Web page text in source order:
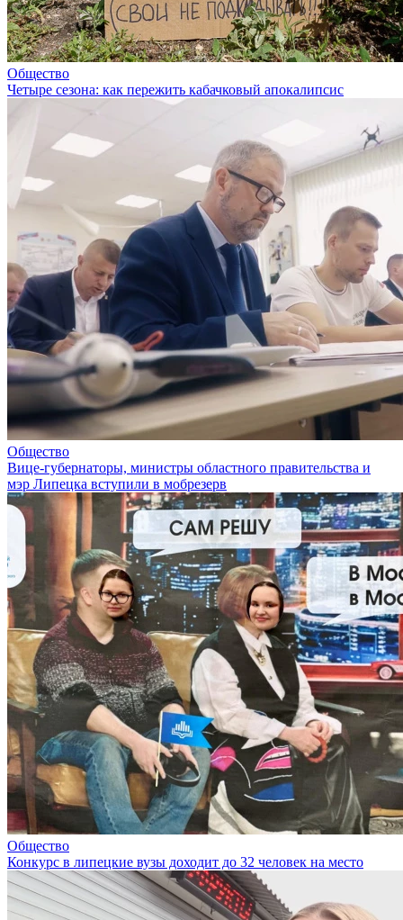
Общество
Четыре сезона: как пережить кабачковый апокалипсис
Общество
Вице-губернаторы, министры областного правительства и
мэр Липецка вступили в мобрезерв
Общество
Конкурс в липецкие вузы доходит до 32 человек на место